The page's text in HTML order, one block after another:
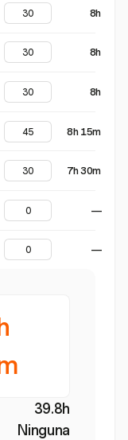
8h
8h
8h
8h 15m
7h 30m
—
—
39.8h
Ninguna